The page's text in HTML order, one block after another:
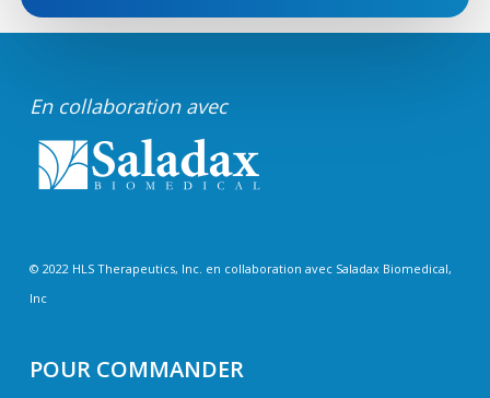
En collaboration avec
© 2022 HLS Therapeutics, Inc. en collaboration avec Saladax Biomedical,
Inc
POUR COMMANDER